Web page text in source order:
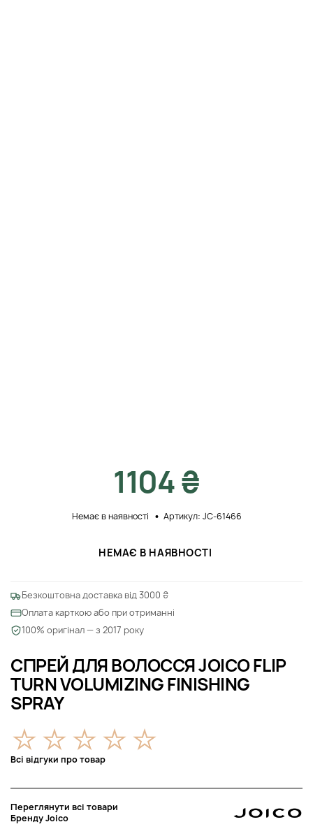
СПРЕЙ ДЛЯ ВОЛОССЯ JOICO FLIP
TURN VOLUMIZING FINISHING
SPRAY
Всі відгуки про товар
Переглянути всі товари
Бренду Joico
1104 ₴
Немає в наявності Артикул: JC-61466
НЕМАЄ В НАЯВНОСТІ
Безкоштовна доставка від 3000 ₴
Оплата карткою або при отриманні
100% оригінал — з 2017 року